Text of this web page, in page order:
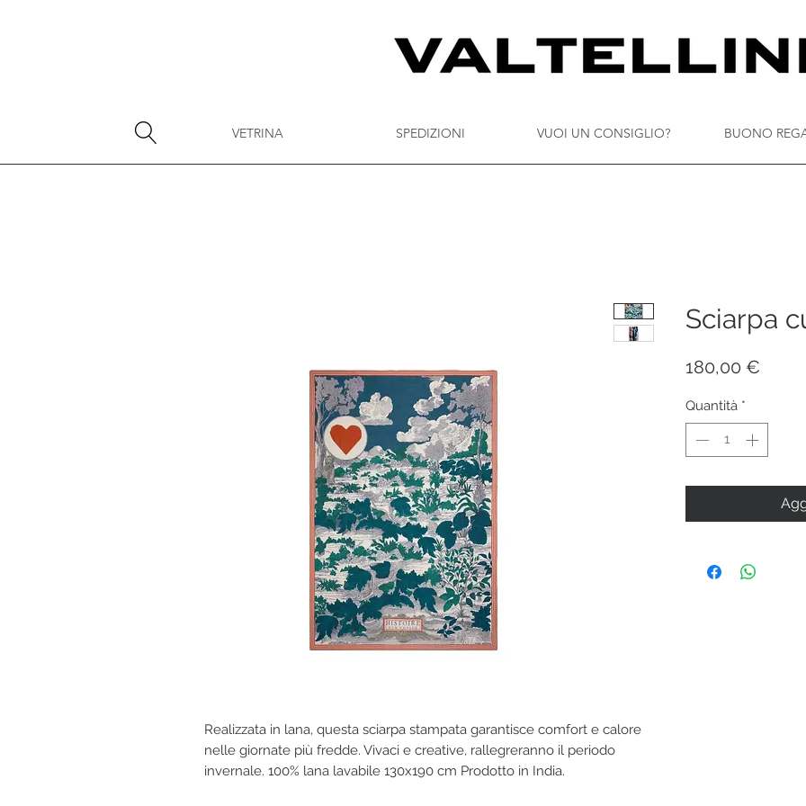
VETRINA SPEDIZIONI VUOI UN CONSIGLIO? BUONO
Realizzata in lana, questa sciarpa stampata garantisce comfort e calore
nelle giornate più fredde. Vivaci e creative, rallegreranno il periodo
invernale. 100% lana lavabile 130x190 cm Prodotto in India.
Sciarpa
180,00 €
Quantità *